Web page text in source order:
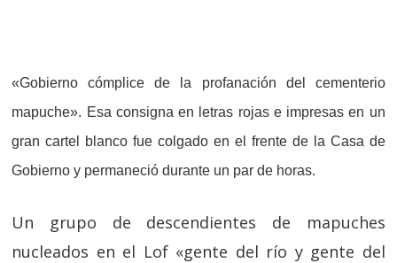
«Gobierno cómplice de la profanación del cementerio
mapuche». Esa consigna en letras rojas e impresas en un
gran cartel blanco fue colgado en el frente de la Casa de
Gobierno y permaneció durante un par de horas.
Un grupo de descendientes de mapuches
nucleados en el Lof «gente del río y gente del